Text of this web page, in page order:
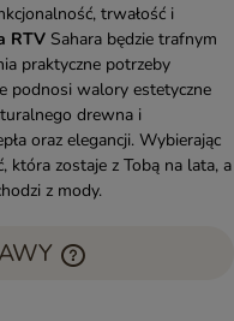
trwałość i
RTV Sahara będzie trafnym
praktyczne potrzeby
podnosi walory estetyczne
drewna i
oraz elegancji. Wybierając
która zostaje z Tobą na lata, a
z mody.